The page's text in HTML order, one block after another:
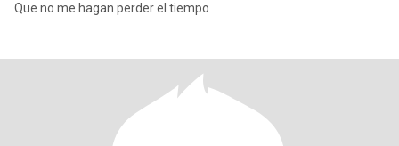
Que no me hagan perder el tiempo